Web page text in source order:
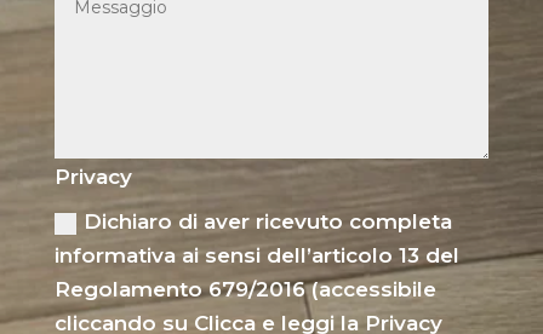
Privacy
Dichiaro di aver ricevuto completa
informativa ai sensi dell’articolo 13 del
Regolamento 679/2016 (accessibile
cliccando su Clicca e leggi la Privacy